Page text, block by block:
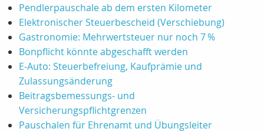
Pendlerpauschale ab dem ersten Kilometer
Elektronischer Steuerbescheid (Verschiebung)
Gastronomie: Mehrwertsteuer nur noch 7 %
Bonpflicht könnte abgeschafft werden
E‑Auto: Steuerbefreiung, Kaufprämie und
Zulassungsänderung
Beitragsbemessungs‑ und
Versicherungspflichtgrenzen
Pauschalen für Ehrenamt und Übungsleiter